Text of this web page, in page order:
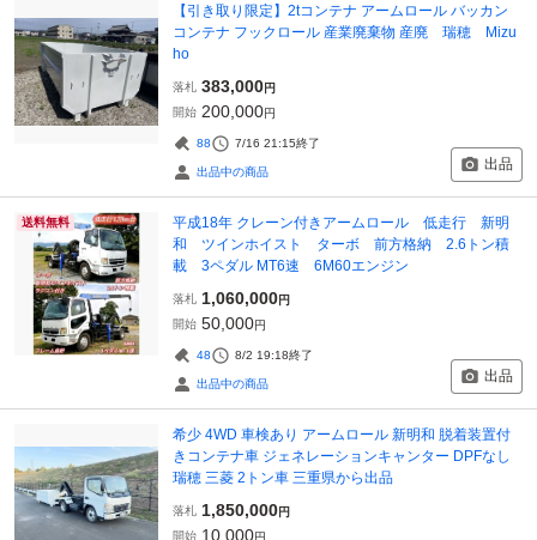
【引き取り限定】2tコンテナ アームロール バッカン
コンテナ フックロール 産業廃棄物 産廃 瑞穂 Mizu
ho
落札 383,000円
開始 200,000円
88 7/16 21:15終了
出品中の商品 出品
送料無料
平成18年 クレーン付きアームロール 低走行 新明
和 ツインホイスト ターボ 前方格納 2.6トン積
載 3ペダル MT6速 6M60エンジン
落札 1,060,000円
開始 50,000円
48 8/2 19:18終了
出品中の商品 出品
希少 4WD 車検あり アームロール 新明和 脱着装置付
きコンテナ車 ジェネレーションキャンター DPFなし
瑞穂 三菱 2トン車 三重県から出品
落札 1,850,000円
開始 10,000円